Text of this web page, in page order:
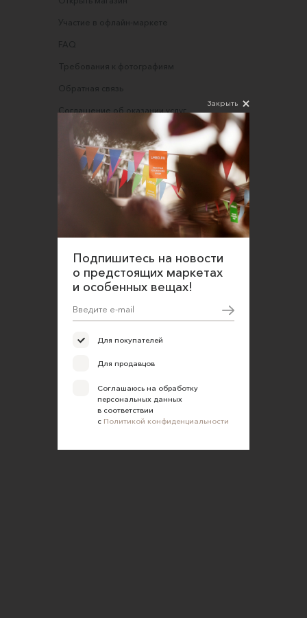
Участие в офлайн-маркете
FAQ
Требования к фотографиям
Обратная связь
Соглашение об оказании услуг
Правила сайта
Оферта для продавцов
Оферта для покупателей
Политика конфиденциальности
Согласие на обработку персональных данных
Закрыть
Подпишитесь на новости
о предстоящих маркетах
и особенных вещах!
Для покупателей
Для продавцов
Соглашаюсь на обработку
персональных данных
в соответствии
с Политикой конфиденциальности